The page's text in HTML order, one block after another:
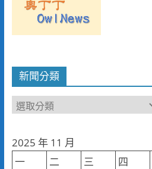
新聞分類
新
類
2025 年 11 月
一
二 三 四